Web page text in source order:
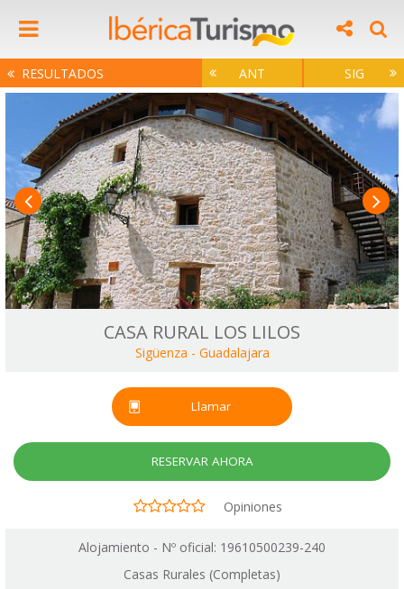
RESULTADOS ANT SIG
CASA RURAL LOS LILOS
Sigüenza - Guadalajara
Llamar
RESERVAR AHORA
Opiniones
Alojamiento - Nº oficial: 19610500239-240
Casas Rurales (Completas)